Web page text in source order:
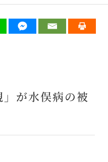
」が水俣病の被